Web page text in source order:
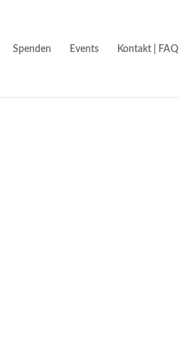
Spenden Events Kontakt | FAQ